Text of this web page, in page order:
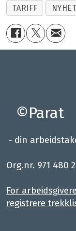
TARIFF
©Parat
- din
Org.nr. 971 480
For
registrere